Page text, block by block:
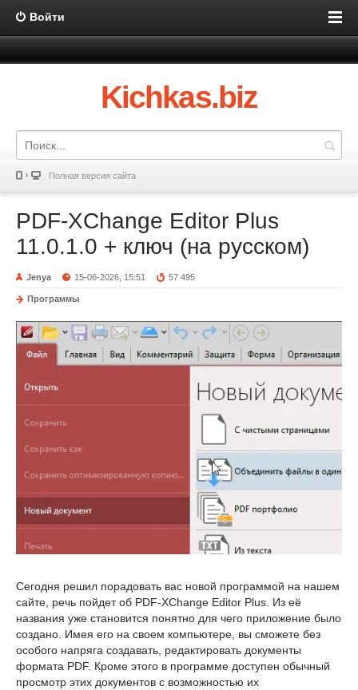
Войти
Kichkas.biz
Полная версия сайта
PDF-XChange Editor Plus
11.0.1.0 + ключ (на русском)
Jenya 15-06-2026, 15:51 57 495
Программы
Сегодня решил порадовать вас новой программой на нашем
сайте, речь пойдет об PDF-XChange Editor Plus. Из её
названия уже становится понятно для чего приложение было
создано. Имея его на своем компьютере, вы сможете без
особого напряга создавать, редактировать документы
формата PDF. Кроме этого в программе доступен обычный
просмотр этих документов с возможностью их